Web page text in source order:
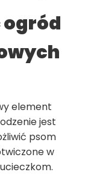
ogród
element
jest
psom
w